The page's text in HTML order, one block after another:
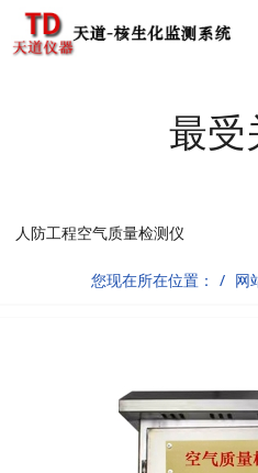
最受
人防工程空气质量检测仪
您现在所在位置： 网